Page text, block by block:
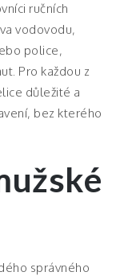
ručních
vodovodu,
police,
Pro každou z
důležité a
, bez kterého
správného